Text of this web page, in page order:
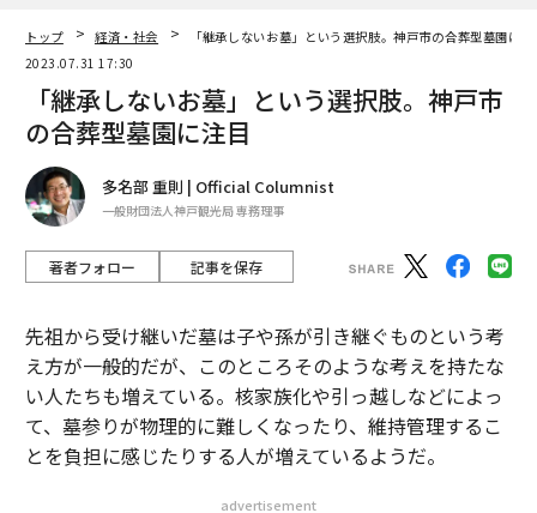
トップ 経済・社会
「継承しないお墓」という選択肢。神戸市の合葬型墓園に注
2023.07.31 17:30
「継承しないお墓」という選択肢。神戸市
の合葬型墓園に注目
多名部 重則 | Official Columnist
一般財団法人神戸観光局 専務理事
著者フォロー 記事を保存
先祖から受け継いだ墓は子や孫が引き継ぐものという考
え方が一般的だが、このところそのような考えを持たな
い人たちも増えている。核家族化や引っ越しなどによっ
て、墓参りが物理的に難しくなったり、維持管理するこ
とを負担に感じたりする人が増えているようだ。
advertisement